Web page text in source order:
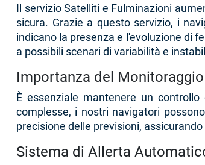
Il servizio Satelliti e Fulminazioni
sicura. Grazie a questo servizio, i
indicano la presenza e l'evoluzione di
a possibili scenari di variabilità e
Importanza del
È essenziale mantenere un
complesse, i nostri navigatori
precisione delle previsioni,
Sistema di Allerta